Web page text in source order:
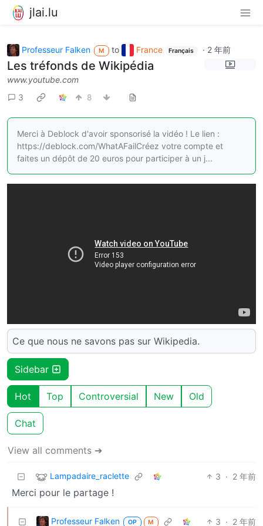
jlai.lu
Professeur Falken M to France Français · 2 年前
Les tréfonds de Wikipédia
www.youtube.com
3
8
Merci à Deblock d'avoir sponsorisé la vidéo ! Le lien :
https://deblock.com/WhatAFailCréez votre compte et
faites un dépôt de 20 euros pour participer à un j...
Ce que nous ne savons pas sur Wikipedia.
Sidebar
Hot Top Controversial New Old
Chat
View all comments ➔
Lampadaire_raclette 3 · 2 年前
Merci pour le partage !
Professeur Falken OP M 3 · 2 年前